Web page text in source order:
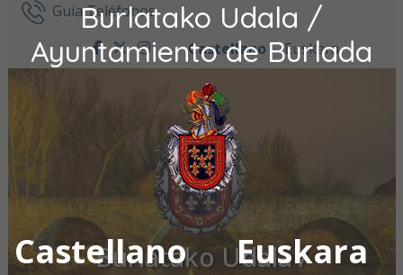
Burlatako Udala /
Ayuntamiento de Burlada
Castellano Euskara
Ir al contenidoGuía Teléfonos
facebook
twitter
instagram
Castellano Euskara
Burlatako Udala /